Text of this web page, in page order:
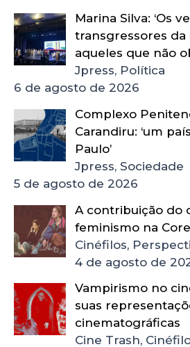
Marina Silva: ‘Os
transgressores da
aqueles que não
Jpress, Política
6 de agosto de 2026
Complexo
Carandiru: ‘um
Paulo’
Jpress, Sociedade
5 de agosto de 2026
A contribuição do
feminismo na
Cinéfilos,
4 de agosto de
Vampirismo no
suas
cinematográficas
Cine Trash,